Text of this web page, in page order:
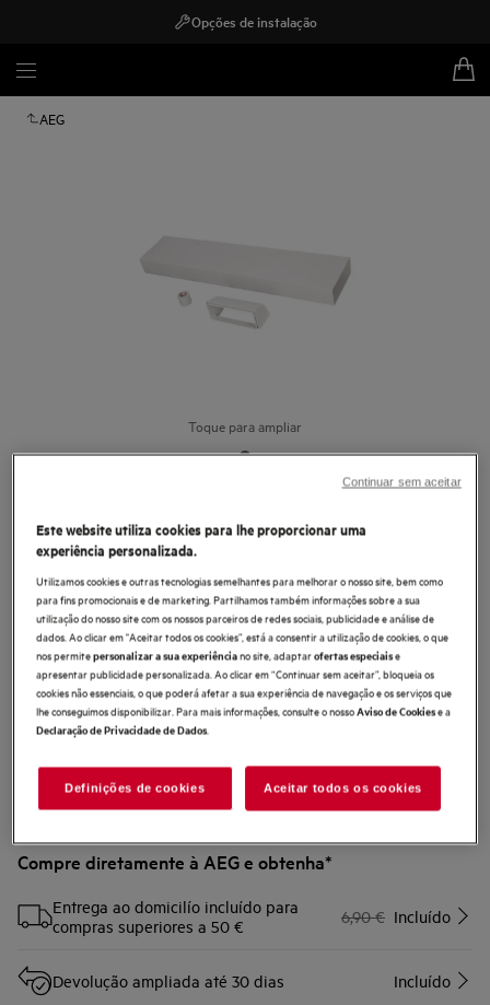
Opções de instalação
AEG
Toque para ampliar
Kit de meio cano
0 (0)
Benefícios
Kits de Instalação para Exaustores & Extratores
Fácil de usar, diversos tamanhos para exaustores e extratores
Compre diretamente à AEG e obtenha*
Entrega ao domicilío incluído para
compras superiores a 50 €
6,90 € Incluído
Devolução ampliada até 30 dias Incluído
Este website utiliza cookies para lhe proporcionar uma
experiência personalizada.
Utilizamos cookies e outras tecnologias semelhantes para melhorar o nosso site, bem como
para fins promocionais e de marketing. Partilhamos também informações sobre a sua
utilização do nosso site com os nossos parceiros de redes sociais, publicidade e análise de
dados. Ao clicar em "Aceitar todos os cookies”, está a consentir a utilização de cookies, o que
nos permitepersonalizar a sua experiênciano site, adaptarofertas especiaise
apresentar publicidade personalizada. Ao clicar em “Continuar sem aceitar”, bloqueia os
cookies não essenciais, o que poderá afetar a sua experiência de navegação e os serviços que
lhe conseguimos disponibilizar. Para mais informações, consulte o nossoAviso de Cookiese a
Declaração de Privacidade de Dados.
Definições de cookies Aceitar todos os cookies
Continuar sem aceitar